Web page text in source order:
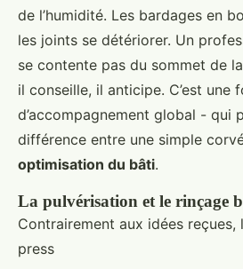
de l’humidité. Les bardages en
les joints se détériorer. Un
se contente pas du sommet de
il conseille, il anticipe. C’est une
d’accompagnement global - qui
différence entre une simple
optimisation du bâti.
La pulvérisation et le rinçage
Contrairement aux idées
press